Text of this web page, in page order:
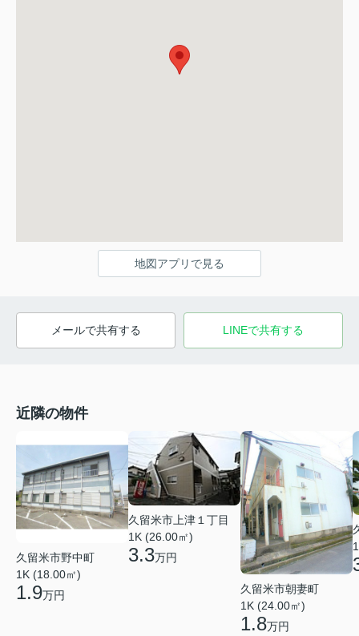
地図アプリで見る
メールで共有する LINEで共有する
近隣の物件
久留米市野中町
1K (18.00㎡)
1.9万円
久留米市上津１丁目
1K (26.00㎡)
3.3万円
久留米市朝妻町
1K (24.00㎡)
1.8万円